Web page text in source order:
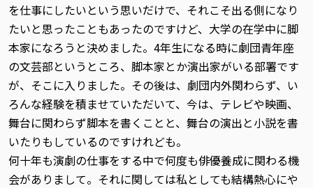
を仕事にしたいという思いだけで、それこそ出る側になり
たいと思ったこともあったのですけど、大学の在学中に脚
本家になろうと決めました。4年生になる時に劇団青年座
の文芸部というところ、脚本家とか演出家がいる部署です
が、そこに入りました。その後は、劇団内外関わらず、い
ろんな経験を積ませていただいて、今は、テレビや映画、
舞台に関わらず脚本を書くことと、舞台の演出と小説を書
いたりもしているのですけれども。
何十年も演劇の仕事をする中で何度も俳優養成に関わる機
会がありまして。それに関しては私としても結構熱心にや